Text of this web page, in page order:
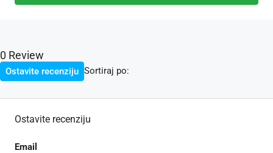
0 Review
Sortiraj po:
Ostavite recenziju
Ostavite recenziju
Email